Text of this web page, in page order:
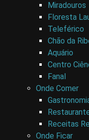
Miradouros
Floresta
Teleférico
Chão da
Aquário
Centro
Fanal
Onde Comer
Receitas
Onde Ficar